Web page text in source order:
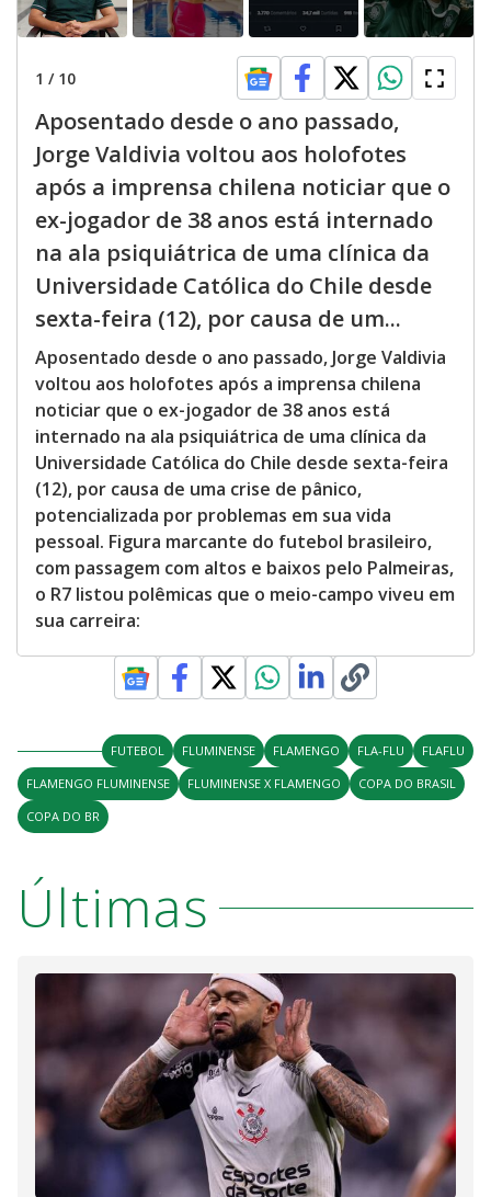
1 / 10
Aposentado desde o ano passado,
Jorge Valdivia voltou aos holofotes
após a imprensa chilena noticiar que o
ex-jogador de 38 anos está internado
na ala psiquiátrica de uma clínica da
Universidade Católica do Chile desde
sexta-feira (12), por causa de um...
Aposentado desde o ano passado, Jorge Valdivia
voltou aos holofotes após a imprensa chilena
noticiar que o ex-jogador de 38 anos está
internado na ala psiquiátrica de uma clínica da
Universidade Católica do Chile desde sexta-feira
(12), por causa de uma crise de pânico,
potencializada por problemas em sua vida
pessoal. Figura marcante do futebol brasileiro,
com passagem com altos e baixos pelo Palmeiras,
o R7 listou polêmicas que o meio-campo viveu em
sua carreira:
FUTEBOL FLUMINENSE FLAMENGO FLA-FLU
FLAFLU
FLAMENGO FLUMINENSE
FLUMINENSE X FLAMENGO
COPA DO BRASIL
COPA DO BR
Últimas